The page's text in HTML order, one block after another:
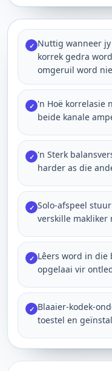
✓ Nuttig wanneer
korrek gedra
omgeruil word
✓ 'n Hoë korrelasie
beide kanale
✓ 'n Sterk
harder as die
✓ Solo-afspeel
verskille makliker
✓ Lêers word in die
opgelaai vir
✓ Blaaier-kodek-
toestel en